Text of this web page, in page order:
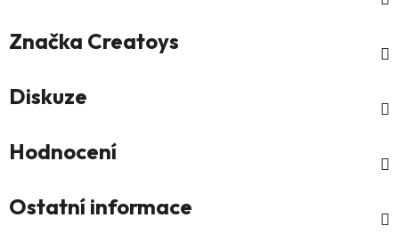
Značka Creatoys
Diskuze
Hodnocení
Ostatní informace